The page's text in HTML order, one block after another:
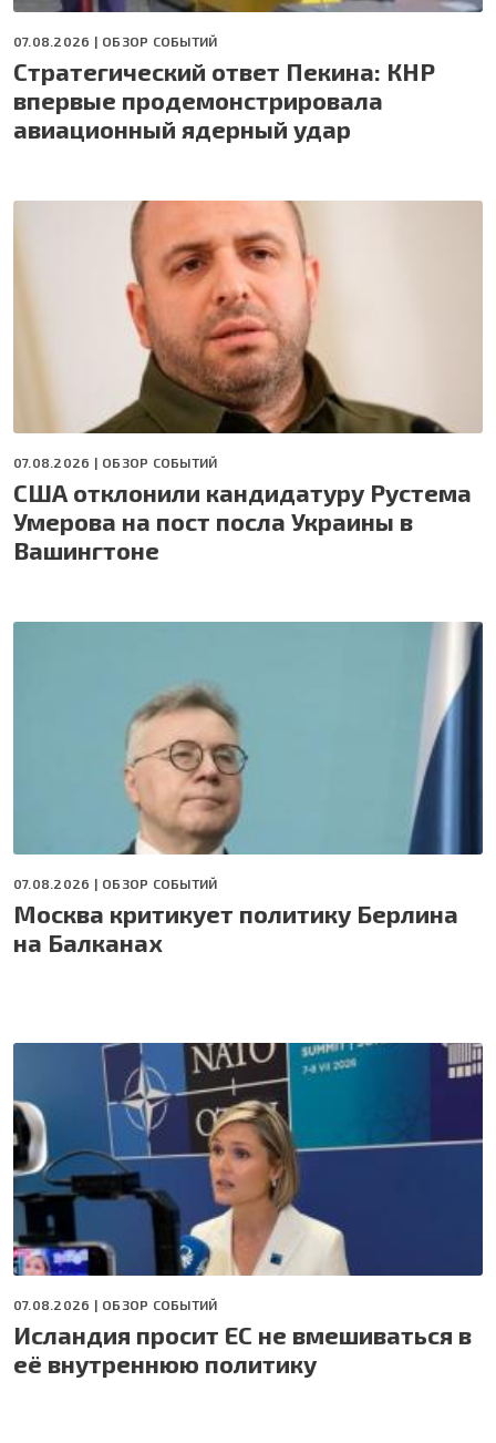
07.08.2026 | ОБЗОР СОБЫТИЙ
Стратегический ответ Пекина: КНР
впервые продемонстрировала
авиационный ядерный удар
07.08.2026 | ОБЗОР СОБЫТИЙ
США отклонили кандидатуру Рустема
Умерова на пост посла Украины в
Вашингтоне
07.08.2026 | ОБЗОР СОБЫТИЙ
Москва критикует политику Берлина
на Балканах
07.08.2026 | ОБЗОР СОБЫТИЙ
Исландия просит ЕС не вмешиваться в
её внутреннюю политику